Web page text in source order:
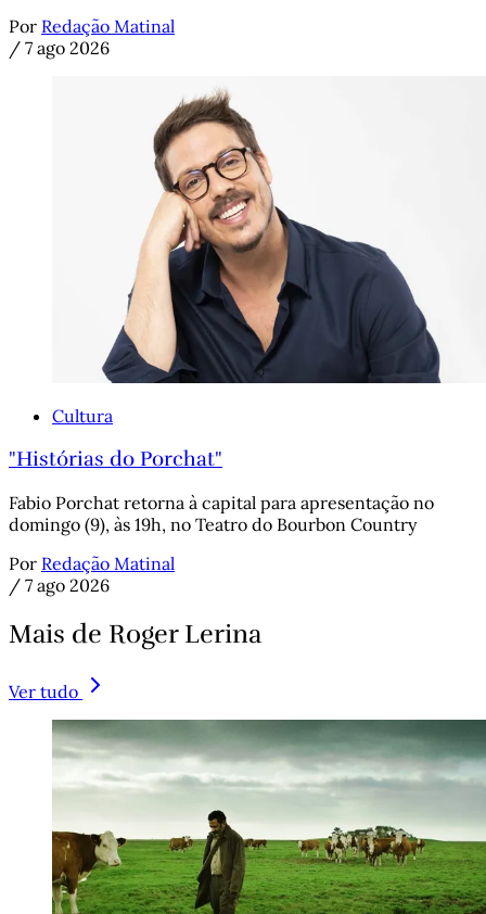
Por Redação Matinal
/ 7 ago 2026
Cultura
"Histórias do Porchat"
Fabio Porchat retorna à capital para apresentação no
domingo (9), às 19h, no Teatro do Bourbon Country
Por Redação Matinal
/ 7 ago 2026
Mais de Roger Lerina
Ver tudo